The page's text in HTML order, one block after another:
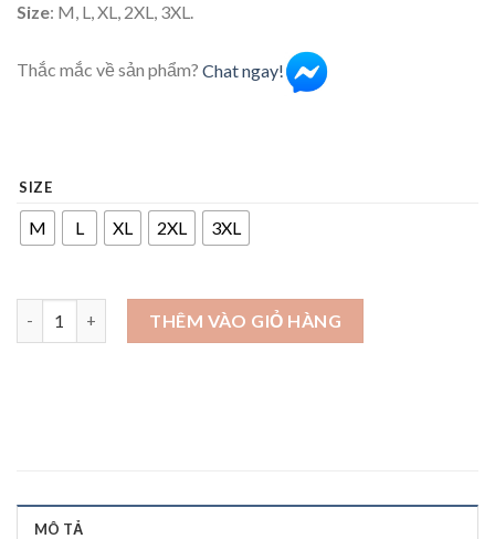
Size: M, L, XL, 2XL, 3XL.
Thắc mắc về sản phẩm? Chat ngay!
SIZE
M L XL 2XL 3XL
Áo sơ mi quả đào nền vàng số lượng
THÊM VÀO GIỎ HÀNG
MÔ TẢ